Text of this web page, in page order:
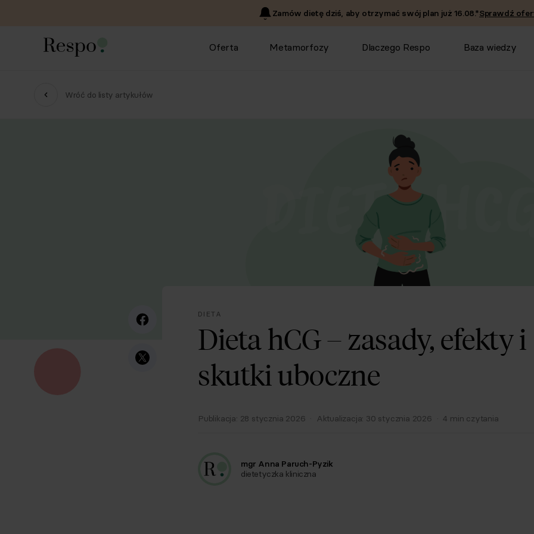
Zamów dietę dziś, aby otrzymać swój plan już 16.08.*Sprawdź
Oferta Metamorfozy Dlaczego Respo Baza wiedzy
Wróć do listy artykułów
DIETA
Dieta hCG – zasady, efekty i
skutki uboczne
Publikacja: 28 stycznia 2026 · Aktualizacja: 30 stycznia 2026 · 4 min czytania
mgr Anna Paruch-Pyzik
dietetyczka kliniczna